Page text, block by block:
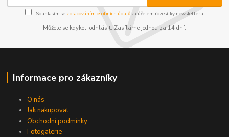
Souhlasím se zpracováním osobních údajůza účelem rozesílky newsletteru.
Můžete se kdykoli odhlásit. Zasíláme jednou za 14 dní.
Informace pro zákazníky
O nás
Jak nakupovat
Obchodní podmínky
Fotogalerie